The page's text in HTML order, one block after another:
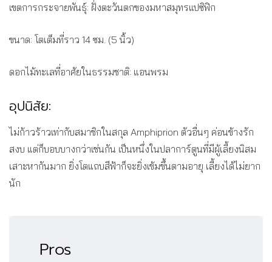
เขตการกระจายพันธุ์: ฝั่งตะวันตกของมหาสมุทรแปซิฟิก
ขนาด: โตเต็มที่ราว 14 ซม. (5 นิ้ว)
ดอกไม้ทะเลที่อาศัยในธรรมชาติ: แอนพรม
อุปนิสัย:
ไม่ก้าวร้าวเท่ากับสมาชิกในสกุล Amphiprion ตัวอื่นๆ ค่อนข้างรัก
สงบ แต่ก็บอบบางกว่าเช่นกัน เป็นหนึ่งในปลาการ์ตูนที่มีผู้เลี้ยงนิสม
เสาะหากันมาก ยิ่งโตแถบสีฟ้าก็จะยิ่งเข้มขึ้นตามอายุ เลี้ยงได้ไม่ยาก
นัก
Pros